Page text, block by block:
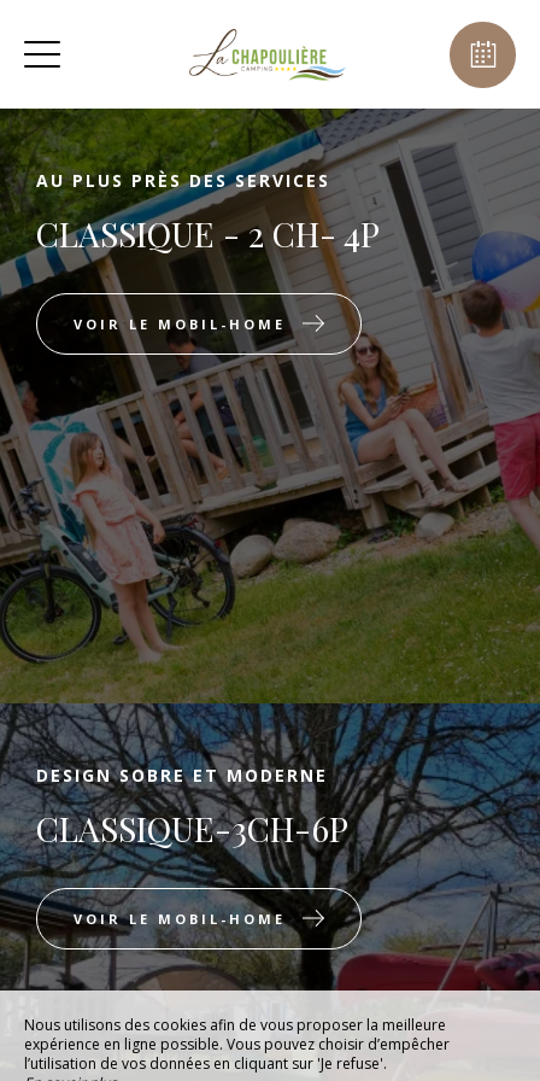
AU PLUS PRÈS DES SERVICES
CLASSIQUE - 2 CH- 4P
VOIR LE MOBIL-HOME
DESIGN SOBRE ET MODERNE
CLASSIQUE-3CH-6P
VOIR LE MOBIL-HOME
Nous utilisons des cookies afin de vous proposer la meilleure
expérience en ligne possible. Vous pouvez choisir d’empêcher
l’utilisation de vos données en cliquant sur 'Je refuse'.